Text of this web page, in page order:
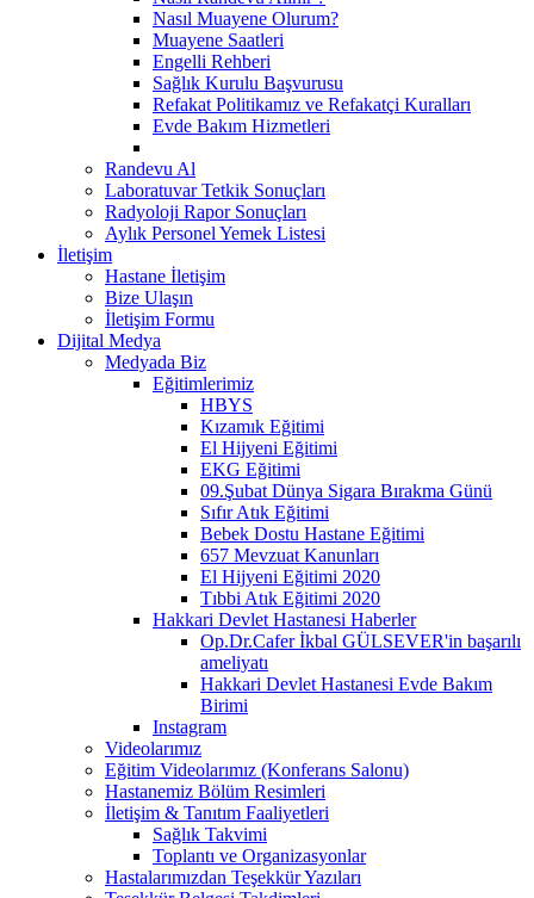
Nasıl Muayene Olurum?
Muayene Saatleri
Engelli Rehberi
Sağlık Kurulu Başvurusu
Refakat Politikamız ve Refakatçi Kuralları
Evde Bakım Hizmetleri
Randevu Al
Laboratuvar Tetkik Sonuçları
Radyoloji Rapor Sonuçları
Aylık Personel Yemek Listesi
İletişim
Hastane İletişim
Bize Ulaşın
İletişim Formu
Dijital Medya
Medyada Biz
Eğitimlerimiz
HBYS
Kızamık Eğitimi
El Hijyeni Eğitimi
EKG Eğitimi
09.Şubat Dünya Sigara Bırakma Günü
Sıfır Atık Eğitimi
Bebek Dostu Hastane Eğitimi
657 Mevzuat Kanunları
El Hijyeni Eğitimi 2020
Tıbbi Atık Eğitimi 2020
Hakkari Devlet Hastanesi Haberler
Op.Dr.Cafer İkbal GÜLSEVER'in başarılı
ameliyatı
Hakkari Devlet Hastanesi Evde Bakım
Birimi
Instagram
Videolarımız
Eğitim Videolarımız (Konferans Salonu)
Hastanemiz Bölüm Resimleri
İletişim & Tanıtım Faaliyetleri
Sağlık Takvimi
Toplantı ve Organizasyonlar
Hastalarımızdan Teşekkür Yazıları